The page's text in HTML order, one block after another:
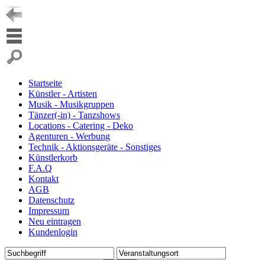
Startseite
Künstler - Artisten
Musik - Musikgruppen
Tänzer(-in) - Tanzshows
Locations - Catering - Deko
Agenturen - Werbung
Technik - Aktionsgeräte - Sonstiges
Künstlerkorb
F.A.Q
Kontakt
AGB
Datenschutz
Impressum
Neu eintragen
Kundenlogin